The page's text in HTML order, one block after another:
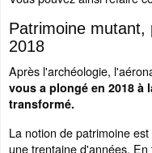
Patrimoine mutant,
2018
Après l'archéologie,
vous a plongé en 2018
transformé.
La notion de patrimoine
une trentaine d'années.